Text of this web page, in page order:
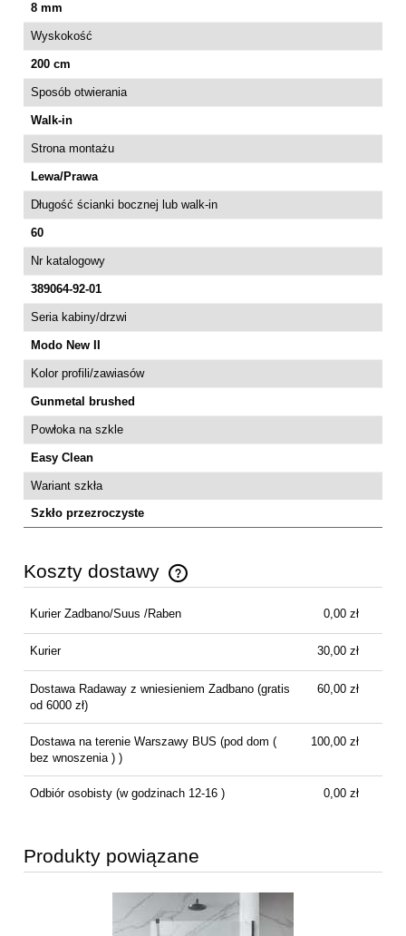
8 mm
Wyskokość
200 cm
Sposób otwierania
Walk-in
Strona montażu
Lewa/Prawa
Długość ścianki bocznej lub walk-in
60
Nr katalogowy
389064-92-01
Seria kabiny/drzwi
Modo New II
Kolor profili/zawiasów
Gunmetal brushed
Powłoka na szkle
Easy Clean
Wariant szkła
Szkło przezroczyste
Koszty dostawy
Cena nie zawiera ewentualnych kosztów płatności
Kurier Zadbano/Suus /Raben 0,00 zł
Kurier 30,00 zł
Dostawa Radaway z wniesieniem Zadbano(gratis
od 6000 zł)
60,00 zł
Dostawa na terenie Warszawy BUS (pod dom (
bez wnoszenia ) )
100,00 zł
Odbiór osobisty(w godzinach 12-16 ) 0,00 zł
Produkty powiązane